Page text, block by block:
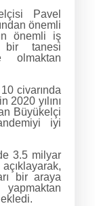
Pavel
önemli
önemli iş
bir tanesi
olmaktan
civarında
2020 yılını
Büyükelçi
iyi
3.5 milyar
bir araya